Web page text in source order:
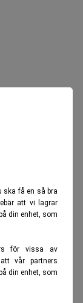
ska få en så bra
att vi lagrar
din enhet, som
för vissa av
vår partners
din enhet, som